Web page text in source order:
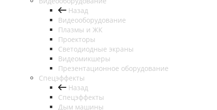
Назад
Видеооборудование
Плазмы и ЖК
Проекторы
Светодиодные экраны
Видеомикшеры
Презентационное оборудование
Спецэффекты
Назад
Спецэффекты
Дым машины